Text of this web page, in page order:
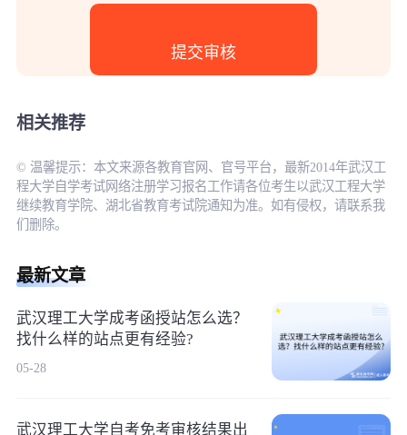
相关推荐
© 温馨提示：本文来源各教育官网、官号平台，最新2014年武汉工
程大学自学考试网络注册学习报名工作请各位考生以武汉工程大学
继续教育学院、湖北省教育考试院通知为准。如有侵权，请联系我
们删除。
最新文章
武汉理工大学成考函授站怎么选？
找什么样的站点更有经验?
05-28
武汉理工大学自考免考审核结果出